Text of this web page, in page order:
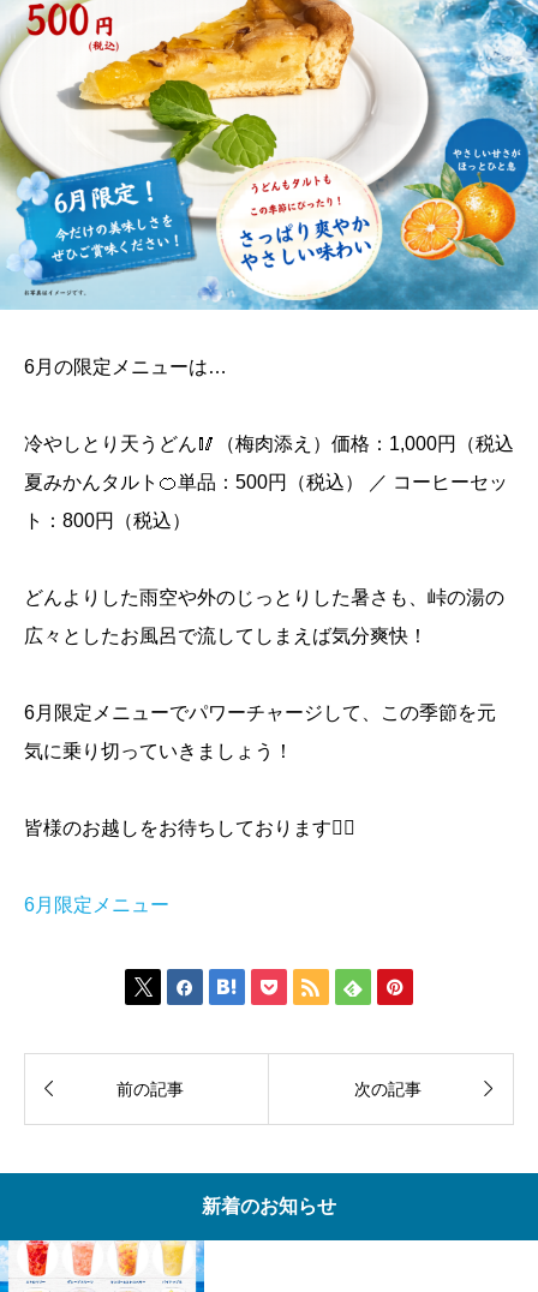
6月の限定メニューは…
冷やしとり天うどん🥢（梅肉添え）価格：1,000円（税込
夏みかんタルト🍊単品：500円（税込） ／ コーヒーセッ
ト：800円（税込）
どんよりした雨空や外のじっとりした暑さも、峠の湯の
広々としたお風呂で流してしまえば気分爽快！
6月限定メニューでパワーチャージして、この季節を元
気に乗り切っていきましょう！
皆様のお越しをお待ちしております🙇‍♀️
6月限定メニュー
      
 前の記事 次の記事 
新着のお知らせ